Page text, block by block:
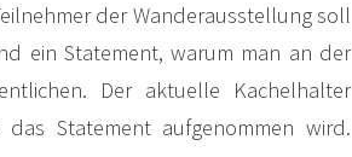
der Wanderausstellung soll
ein Statement, warum man an der
Der aktuelle Kachelhalter
Statement aufgenommen wird.